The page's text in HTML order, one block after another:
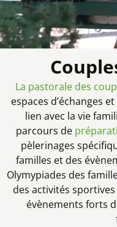
La pastorale des
espaces d’échanges
lien avec la vie
parcours de
pèlerinages
familles et des
Olymypiades des
des activités
évènements forts